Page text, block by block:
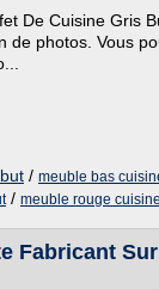
De Cuisine Gris
de photos. Vous
/ meuble bas
/ meuble rouge
Fabricant